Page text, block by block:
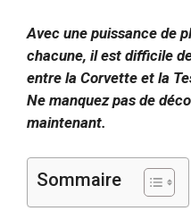
Avec une puissance de
chacune, il est difficile
entre la Corvette et la
Ne manquez pas de
maintenant.
Sommaire